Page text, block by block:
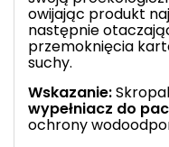
owijając produkt
następnie
przemoknięcia
suchy.
Wskazanie:
wypełniacz do
ochrony